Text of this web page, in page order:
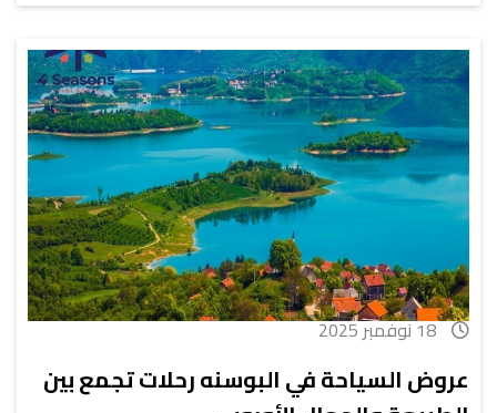
18 نوفمبر 2025
عروض السياحة في البوسنه رحلات تجمع بين